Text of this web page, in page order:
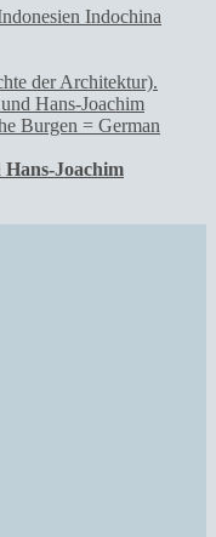
der Architektur).
Joachim